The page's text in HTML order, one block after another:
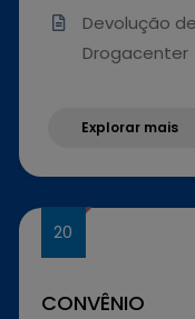
Devolução
Drogacenter
Explorar mais
CONVÊNIO